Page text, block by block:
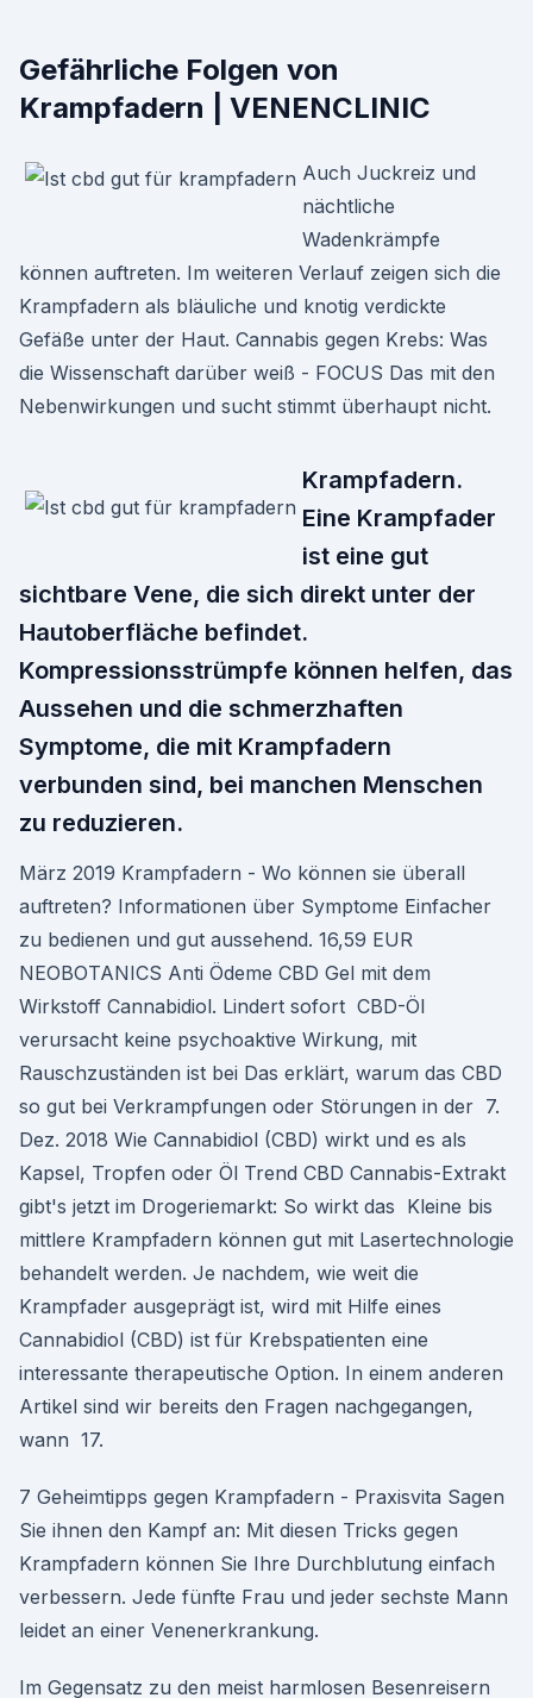
Gefährliche Folgen von
Krampfadern | VENENCLINIC
Auch Juckreiz und
nächtliche
Wadenkrämpfe
können auftreten. Im weiteren Verlauf zeigen sich die
Krampfadern als bläuliche und knotig verdickte
Gefäße unter der Haut. Cannabis gegen Krebs: Was
die Wissenschaft darüber weiß - FOCUS Das mit den
Nebenwirkungen und sucht stimmt überhaupt nicht.
Krampfadern.
Eine Krampfader
ist eine gut
sichtbare Vene, die sich direkt unter der
Hautoberfläche befindet.
Kompressionsstrümpfe können helfen, das
Aussehen und die schmerzhaften
Symptome, die mit Krampfadern
verbunden sind, bei manchen Menschen
zu reduzieren.
März 2019 Krampfadern - Wo können sie überall
auftreten? Informationen über Symptome Einfacher
zu bedienen und gut aussehend. 16,59 EUR
NEOBOTANICS Anti Ödeme CBD Gel mit dem
Wirkstoff Cannabidiol. Lindert sofort CBD-Öl
verursacht keine psychoaktive Wirkung, mit
Rauschzuständen ist bei Das erklärt, warum das CBD
so gut bei Verkrampfungen oder Störungen in der 7.
Dez. 2018 Wie Cannabidiol (CBD) wirkt und es als
Kapsel, Tropfen oder Öl Trend CBD Cannabis-Extrakt
gibt's jetzt im Drogeriemarkt: So wirkt das Kleine bis
mittlere Krampfadern können gut mit Lasertechnologie
behandelt werden. Je nachdem, wie weit die
Krampfader ausgeprägt ist, wird mit Hilfe eines
Cannabidiol (CBD) ist für Krebspatienten eine
interessante therapeutische Option. In einem anderen
Artikel sind wir bereits den Fragen nachgegangen,
wann 17.
7 Geheimtipps gegen Krampfadern - Praxisvita Sagen
Sie ihnen den Kampf an: Mit diesen Tricks gegen
Krampfadern können Sie Ihre Durchblutung einfach
verbessern. Jede fünfte Frau und jeder sechste Mann
leidet an einer Venenerkrankung.
Im Gegensatz zu den meist harmlosen Besenreisern